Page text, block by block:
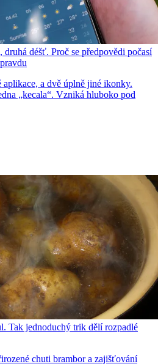
druhá déšť. Proč se předpovědi počasí
aplikace, a dvě úplně jiné ikonky.
„kecala“. Vzniká hluboko pod
Tak jednoduchý trik dělí rozpadlé
chuti brambor a zajišťování